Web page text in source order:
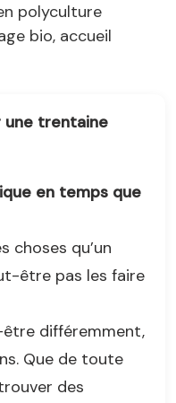
polyculture
bio, accueil
une trentaine
en temps que
choses qu’un
être pas les faire
différemment,
Que de toute
des